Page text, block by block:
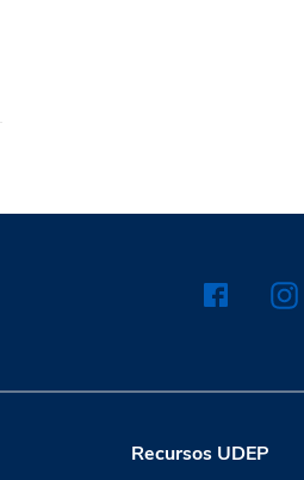
Recursos UDEP